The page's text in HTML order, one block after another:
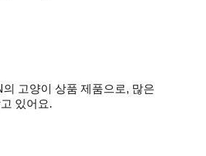
의 고양이 상품 제품으로, 많은
있어요.